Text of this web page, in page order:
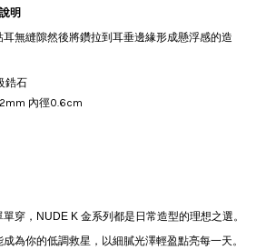
明
無縫隙然後將鑽拉到耳垂邊緣形成懸浮感的造
鋯石
內徑0.6cm
穿，NUDE K 金系列都是日常造型的理想之選。
為你的低調救星，以細膩光澤輕盈點亮每一天。